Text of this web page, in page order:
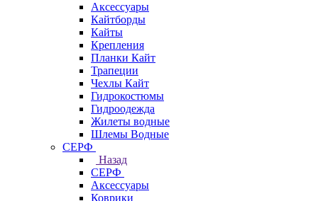
Аксессуары
Кайтборды
Кайты
Крепления
Планки Кайт
Трапеции
Чехлы Кайт
Гидрокостюмы
Гидроодежда
Жилеты водные
Шлемы Водные
СЕРФ
Назад
СЕРФ
Аксессуары
Коврики